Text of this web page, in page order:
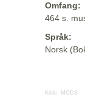
Omfang:
464 s.
Språk:
Norsk
Kilde: MODS